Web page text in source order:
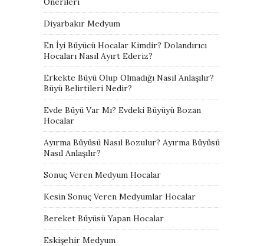
Diyarbakır Medyum
En İyi Büyücü Hocalar Kimdir? Dolandırıcı
Hocaları Nasıl Ayırt Ederiz?
Erkekte Büyü Olup Olmadığı Nasıl Anlaşılır?
Büyü Belirtileri Nedir?
Evde Büyü Var Mı? Evdeki Büyüyü Bozan
Hocalar
Ayırma Büyüsü Nasıl Bozulur? Ayırma Büyüsü
Nasıl Anlaşılır?
Sonuç Veren Medyum Hocalar
Kesin Sonuç Veren Medyumlar Hocalar
Bereket Büyüsü Yapan Hocalar
Eskişehir Medyum